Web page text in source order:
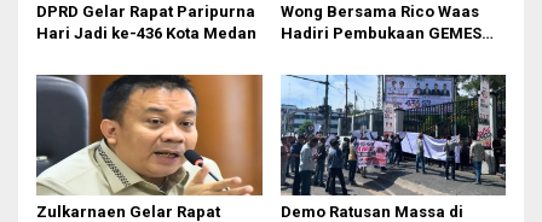
DPRD Gelar Rapat Paripurna
Hari Jadi ke-436 Kota Medan
Wong Bersama Rico Waas
Hadiri Pembukaan GEMES
Zulkarnaen Gelar Rapat
Demo Ratusan Massa di